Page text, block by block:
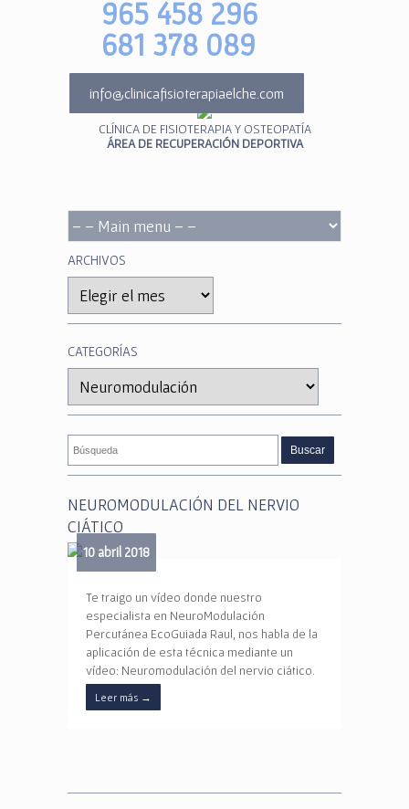
965 458 296
681 378 089
info@clinicafisioterapiaelche.com
CLÍNICA DE FISIOTERAPIA Y OSTEOPATÍA
ÁREA DE RECUPERACIÓN DEPORTIVA
ARCHIVOS
CATEGORÍAS
NEUROMODULACIÓN DEL NERVIO
CIÁTICO
10 abril 2018
Te traigo un vídeo donde nuestro
especialista en NeuroModulación
Percutánea EcoGuiada Raul, nos habla de la
aplicación de esta técnica mediante un
vídeo: Neuromodulación del nervio ciático.
Leer más →